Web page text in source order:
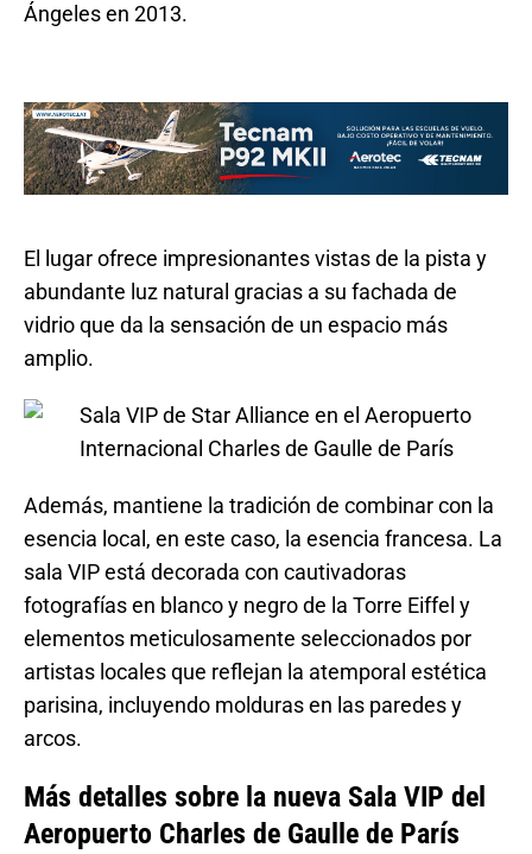
Ángeles en 2013.
El lugar ofrece impresionantes vistas de la pista y
abundante luz natural gracias a su fachada de
vidrio que da la sensación de un espacio más
amplio.
Además, mantiene la tradición de combinar con la
esencia local, en este caso, la esencia francesa. La
sala VIP está decorada con cautivadoras
fotografías en blanco y negro de la Torre Eiffel y
elementos meticulosamente seleccionados por
artistas locales que reflejan la atemporal estética
parisina, incluyendo molduras en las paredes y
arcos.
Más detalles sobre la nueva Sala VIP del
Aeropuerto Charles de Gaulle de París